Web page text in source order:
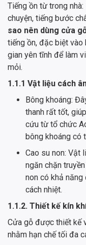
Tiếng ồn từ trong
chuyện, tiếng bước
sao nên dùng cửa
tiếng ồn, đặc biệt
gian yên tĩnh để làm
mỏi.
1.1.1 Vật liệu cách
Bông khoáng:
thanh rất tốt,
cứu từ tổ chức
bông khoáng có
Cao su non: Vật
ngăn chặn
non có khả năng
cách nhiệt.
1.1.2. Thiết kế kín
Cửa gỗ được thiết kế
nhằm hạn chế tối đa